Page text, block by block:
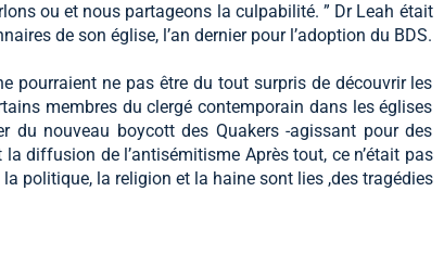
ou et nous partageons la culpabilité. ” Dr Leah était
de son église, l’an dernier pour l’adoption du BDS.
pourraient ne pas être du tout surpris de découvrir les
membres du clergé contemporain dans les églises
du nouveau boycott des Quakers -agissant pour des
diffusion de l’antisémitisme Après tout, ce n’était pas
politique, la religion et la haine sont lies ,des tragédies